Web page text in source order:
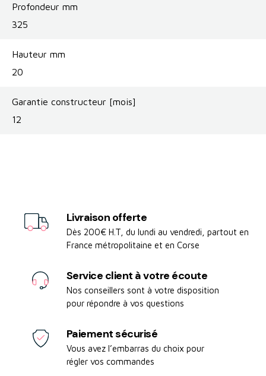
Profondeur mm
325
Hauteur mm
20
Garantie constructeur [mois]
12
Livraison offerte
Dès 200€ H.T, du lundi au vendredi, partout en
France métropolitaine et en Corse
Service client à votre écoute
Nos conseillers sont à votre disposition
pour répondre à vos questions
Paiement sécurisé
Vous avez l’embarras du choix pour
régler vos commandes